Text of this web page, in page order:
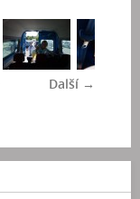
Další →